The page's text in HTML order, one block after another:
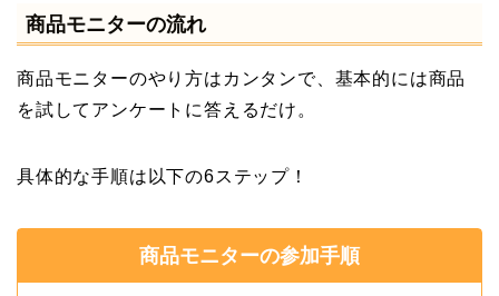
商品モニターの流れ
商品モニターのやり方はカンタンで、基本的には商品
を試してアンケートに答えるだけ。
具体的な手順は以下の6ステップ！
商品モニターの参加手順